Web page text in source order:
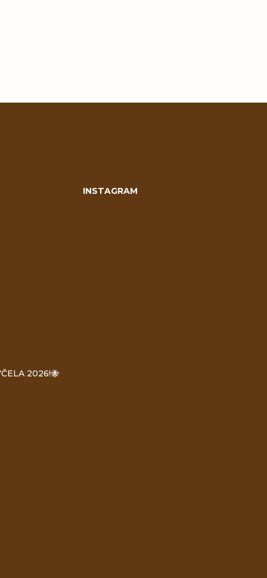
2026!🐝
INSTAGRAM